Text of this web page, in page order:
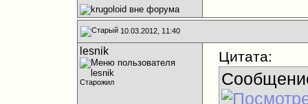
10.03.2012, 11:40
lesnik
Старожил
Цитата: